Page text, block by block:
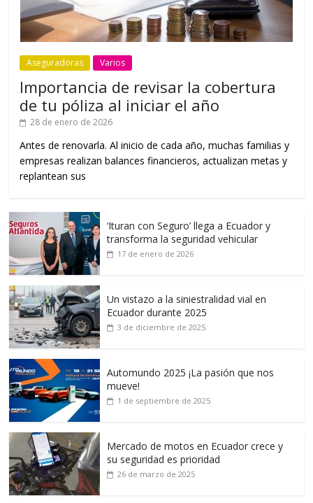
Aseguradoras Varios
Importancia de revisar la cobertura
de tu póliza al iniciar el año
28 de enero de 2026
Antes de renovarla. Al inicio de cada año, muchas familias y
empresas realizan balances financieros, actualizan metas y
replantean sus
‘Ituran con Seguro’ llega a Ecuador y
transforma la seguridad vehicular
17 de enero de 2026
Un vistazo a la siniestralidad vial en
Ecuador durante 2025
3 de diciembre de 2025
Automundo 2025 ¡La pasión que nos
mueve!
1 de septiembre de 2025
Mercado de motos en Ecuador crece y
su seguridad es prioridad
26 de marzo de 2025